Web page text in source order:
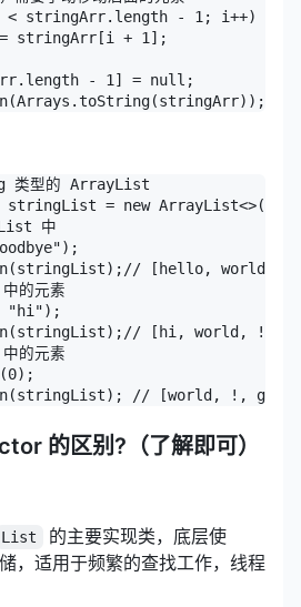
stringArr.length - 1; i++) {
stringArr[i + 1];
- 1] = null;
类型的 ArrayList
stringList = new
中
[hello, world, !,
的元素
"hi");
[hi, world, !,
的元素
// [world, !,
的区别?（了解即可）
List
的主要实现类，底层使
，适用于频繁的查找工作，线程